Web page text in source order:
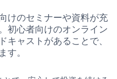
けのセミナーや資料が充
初心者向けのオンライン
キャストがあることで、
す。